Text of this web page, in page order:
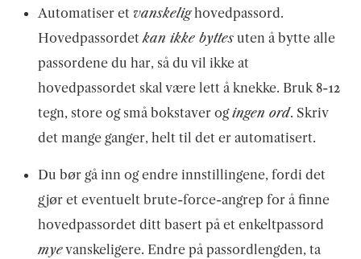
Automatiser etvanskelighovedpassord.
Hovedpassordetkan ikke byttes uten å bytte alle
passordene du har, så du vil ikke at
hovedpassordet skal være lett å knekke. Bruk 8-12
tegn, store og små bokstaver ogingen ord. Skriv
det mange ganger, helt til det er automatisert.
Du bør gå inn og endre innstillingene, fordi det
gjør et eventuelt brute-force-angrep for å finne
hovedpassordet ditt basert på et enkeltpassord
myevanskeligere. Endre på passordlengden, ta